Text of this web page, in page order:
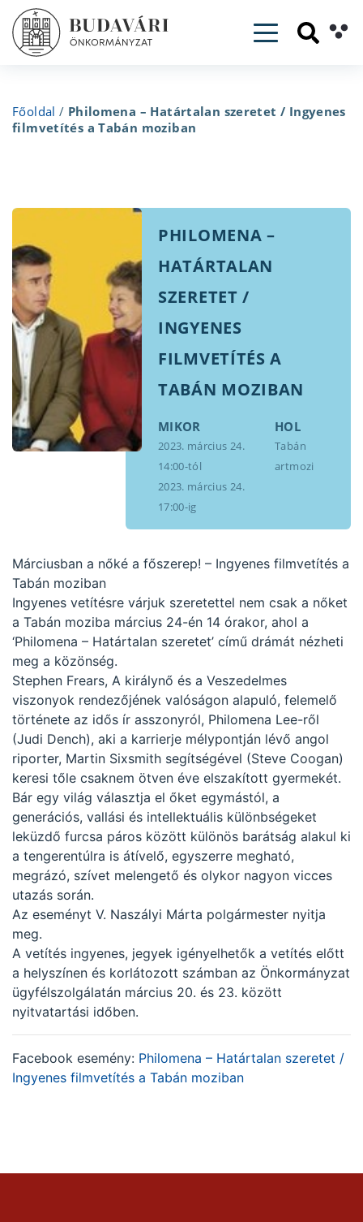
Toggle
Főoldal / Philomena – Határtalan szeretet / Ingyenes
filmvetítés a Tabán moziban
PHILOMENA –
HATÁRTALAN
SZERETET /
INGYENES
FILMVETÍTÉS A
TABÁN MOZIBAN
MIKOR
2023. március 24.
14:00-tól
2023. március 24.
17:00-ig
HOL
Tabán
artmozi
Márciusban a nőké a főszerep! – Ingyenes filmvetítés a
Tabán moziban
Ingyenes vetítésre várjuk szeretettel nem csak a nőket
a Tabán moziba március 24-én 14 órakor, ahol a
‘Philomena – Határtalan szeretet’ című drámát nézheti
meg a közönség.
Stephen Frears, A királynő és a Veszedelmes
viszonyok rendezőjének valóságon alapuló, felemelő
története az idős ír asszonyról, Philomena Lee-ről
(Judi Dench), aki a karrierje mélypontján lévő angol
riporter, Martin Sixsmith segítségével (Steve Coogan)
keresi tőle csaknem ötven éve elszakított gyermekét.
Bár egy világ választja el őket egymástól, a
generációs, vallási és intellektuális különbségeket
leküzdő furcsa páros között különös barátság alakul ki
a tengerentúlra is átívelő, egyszerre megható,
megrázó, szívet melengető és olykor nagyon vicces
utazás során.
Az eseményt V. Naszályi Márta polgármester nyitja
meg.
A vetítés ingyenes, jegyek igényelhetők a vetítés előtt
a helyszínen és korlátozott számban az Önkormányzat
ügyfélszolgálatán március 20. és 23. között
nyitvatartási időben.
Facebook esemény: Philomena – Határtalan szeretet /
Ingyenes filmvetítés a Tabán moziban